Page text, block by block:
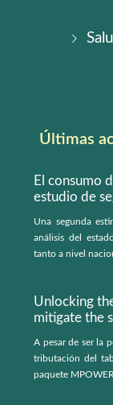
Últimas
El consumo
estudio de
Una segunda
análisis del
tanto a nivel
Unlocking
mitigate the
A pesar de ser la
tributación del
paquete MPOWER